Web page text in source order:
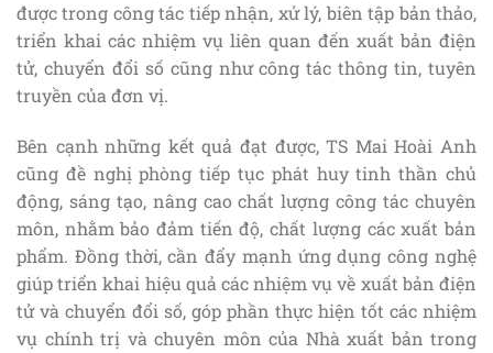
được trong công tác tiếp nhận, xử lý, biên tập bản thảo,
triển khai các nhiệm vụ liên quan đến xuất bản điện
tử, chuyển đổi số cũng như công tác thông tin, tuyên
truyền của đơn vị.
Bên cạnh những kết quả đạt được, TS Mai Hoài Anh
cũng đề nghị phòng tiếp tục phát huy tinh thần chủ
động, sáng tạo, nâng cao chất lượng công tác chuyên
môn, nhằm bảo đảm tiến độ, chất lượng các xuất bản
phẩm. Đồng thời, cần đẩy mạnh ứng dụng công nghệ
giúp triển khai hiệu quả các nhiệm vụ về xuất bản điện
tử và chuyển đổi số, góp phần thực hiện tốt các nhiệm
vụ chính trị và chuyên môn của Nhà xuất bản trong